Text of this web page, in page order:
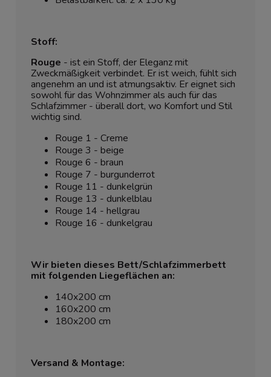
Stoff:
Rouge - ist ein Stoff, der Eleganz mit
Zweckmäßigkeit verbindet. Er ist weich, fühlt sich
angenehm an und ist atmungsaktiv. Er eignet sich
sowohl für das Wohnzimmer als auch für das
Schlafzimmer - überall dort, wo Komfort und Stil
wichtig sind.
Rouge 1 - Creme
Rouge 3 - beige
Rouge 6 - braun
Rouge 7 - burgunderrot
Rouge 11 - dunkelgrün
Rouge 13 - dunkelblau
Rouge 14 - hellgrau
Rouge 16 - dunkelgrau
Wir bieten dieses Bett/Schlafzimmerbett
mit folgenden Liegeflächen an:
140x200 cm
160x200 cm
180x200 cm
Versand & Montage: